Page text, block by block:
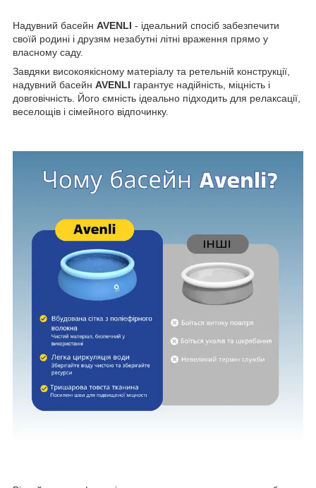
Надувний басейн AVENLI - ідеальний спосіб забезпечити
своїй родині і друзям незабутні літні враження прямо у
власному саду.
Завдяки високоякісному матеріалу та ретельній конструкції,
надувний басейн AVENLI гарантує надійність, міцність і
довговічність. Його ємність ідеально підходить для релаксації,
веселощів і сімейного відпочинку.